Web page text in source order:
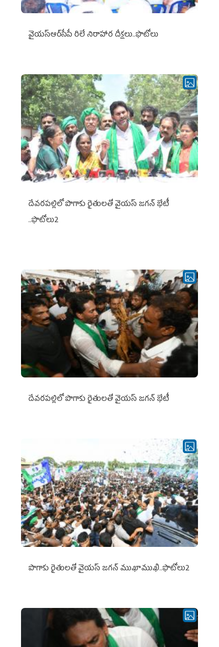
వైయ‌స్ఆర్‌సీపీ రిలే నిరాహార దీక్షలు..ఫొటోలు
దేవరపల్లిలో పొగాకు రైతులతో వైయస్ జగన్ భేటీ
..ఫొటోలు2
దేవరపల్లిలో పొగాకు రైతులతో వైయస్ జగన్ భేటీ
పొగాకు రైతుల‌తో వైయ‌స్ జ‌గ‌న్ ముఖాముఖి..ఫొటోలు2